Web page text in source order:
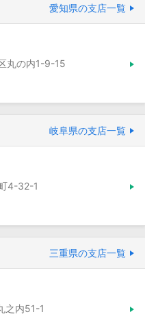
愛知県の支店一覧
丸の内1-9-15
岐阜県の支店一覧
4-32-1
三重県の支店一覧
之内51-1